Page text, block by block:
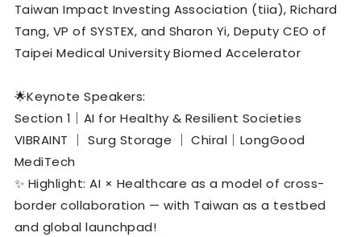
Taiwan Impact Investing Association (tiia), Richard
Tang, VP of SYSTEX, and Sharon Yi, Deputy CEO of
Taipei Medical University Biomed Accelerator
🌟Keynote Speakers:
Section 1｜AI for Healthy & Resilient Societies
VIBRAINT ｜ Surg Storage ｜ Chiral｜LongGood
MediTech
✨ Highlight: AI × Healthcare as a model of cross-
border collaboration — with Taiwan as a testbed
and global launchpad!